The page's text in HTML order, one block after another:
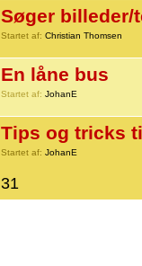
Søger billeder/
Startet af: Christian Thomsen
En låne bus
Startet af: JohanE
Tips og tricks
Startet af: JohanE
31